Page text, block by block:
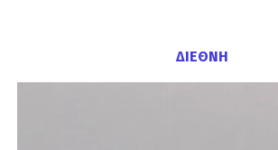
ΔΙΕΘΝΗ